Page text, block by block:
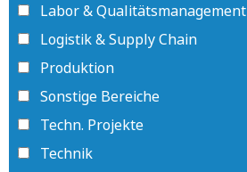
Labor & Qualitätsmanagement
Logistik & Supply Chain
Produktion
Sonstige Bereiche
Techn. Projekte
Technik